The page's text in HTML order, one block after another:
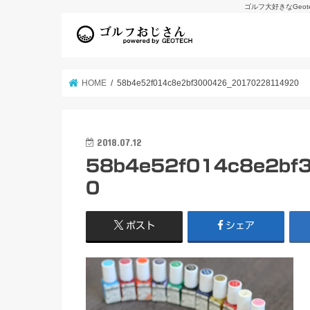
ゴルフ大好きな
HOME 58b4e52f014c8e2bf3000426_20170228114920
2018.07.12
0
ポスト シェア